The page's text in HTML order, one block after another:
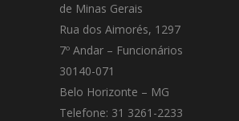
de Minas Gerais
Rua dos Aimorés, 1297
7º Andar – Funcionários
30140-071
Belo Horizonte – MG
Telefone: 31 3261-2233